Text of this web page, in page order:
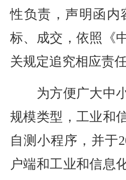
性负责，声明函内
标、成交，依照《
关规定追究相应责任
为方便广大中小
规模类型，工业和
自测小程序，并于
户端和工业和信息